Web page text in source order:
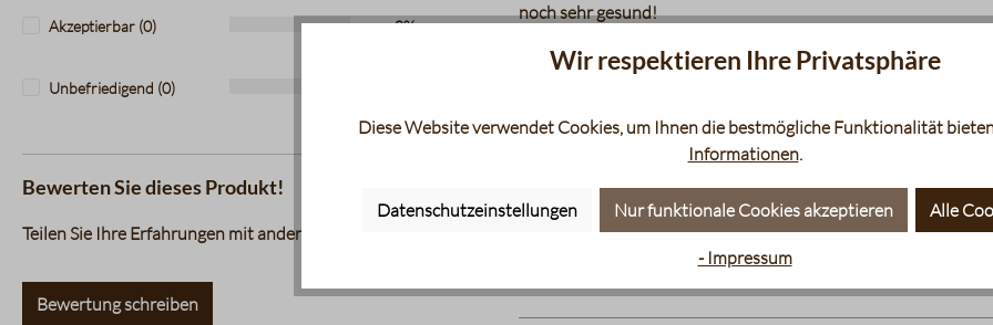
Akzeptierbar (0) 0%
Unbefriedigend (0)
Bewerten Sie dieses Produkt!
Teilen Sie Ihre Erfahrungen mit anderen Kunden.
Bewertung schreiben
noch sehr gesund!
Unser Kommentar: Vielen Dank für Ihre tolle
gefunden haben, die Sie so überzeugt 🍵 Viele Grüße
30. November 2023 15:47
Bewertung mit 4 von 5 Sternen
Würzig-kräutriger Geschmack
Angeblich sehr gesund, aber geschmacklich etwas
wird aber auch den Bergtee mögen.
Wir respektieren Ihre Privatsphäre
Diese Website verwendet Cookies, um Ihnen die bestmögliche Funktionalität
Informationen.
Datenschutzeinstellungen Nur funktionale Cookies akzeptieren Alle
- Impressum